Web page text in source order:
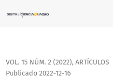
LA GLOBALIZACIÓN Y TECNO-
VOL. 15 NÚM. 2 (2022), ARTÍCULOS
Publicado 2022-12-16